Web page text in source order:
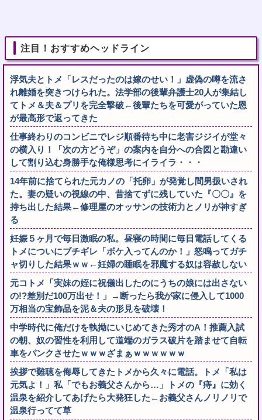
注目！おすすめヘッドライン
浮気夫とトメ「レスだったのは嫁のせい！」虚偽の噂を流さ
れ離婚を突きつけられた。法学部の後輩弁護士20人が集結し
てトメ＆夫＆プリを完全撃破←後輩たちを可愛がっていた恩
が最高形で返ってきた
仕事終わりのコンビニでレジ順番待ち中に老害ジジイが堂々
の横入り！「次の方どうぞ」の案内を自分への合図と勘違い
して割り込む身勝手な俺様思考にイライラ・・・
14年前に捨てられた元カノの「托卵」が発覚し間男扱いされ
た。妻の疑いの視線の中、昔捨てずに残していた『〇〇』を
持ち出した結果←修理屋のオッサンの技術力とノリが神すぎ
る
妊娠５ヶ月で毎日激眠の私。昼寝の時間に毎日電話してくる
トメについにブチギレ「ボケ入ってんのか！」怒鳴ってガチ
ャ切りした結果ｗｗ←妊婦の睡眠を邪魔する奴は容赦しない
元コトメ「実妹の姪に祝儀出したのにうちの娘には出さない
の!?差別だ100万出せ！」→断ったら我が家に侵入して1000
万相当の宝飾品を泥＆夫の形見を破壊！
中学時代に俺だけを執拗にいじめてきた秀才のA！推薦入試
の朝、奴の習性を利用して道端のガラス破片を踏ませて自転
車をパンクさせたｗｗｗざまぁｗｗｗｗｗｗ
挨拶で難聴を侮辱してきたトメから久々に電話。トメ「私は
元気よ！」私「でもお義父さんから…」トメの『痔』に効く
温泉を紹介してあげたら大発狂した←お義父さんノリノリで
温泉行ってて草